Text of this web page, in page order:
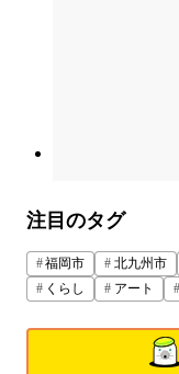
注目のタグ
福岡市 北九州市
くらし
アート